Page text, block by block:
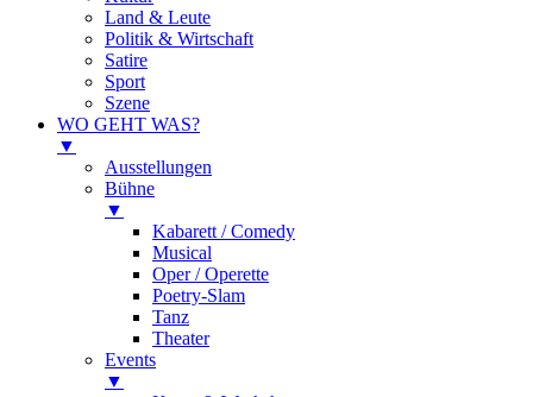
Land & Leute
Politik & Wirtschaft
Satire
Sport
Szene
WO GEHT WAS?
▼
Ausstellungen
Bühne
▼
Kabarett / Comedy
Musical
Oper / Operette
Poetry-Slam
Tanz
Theater
Events
▼